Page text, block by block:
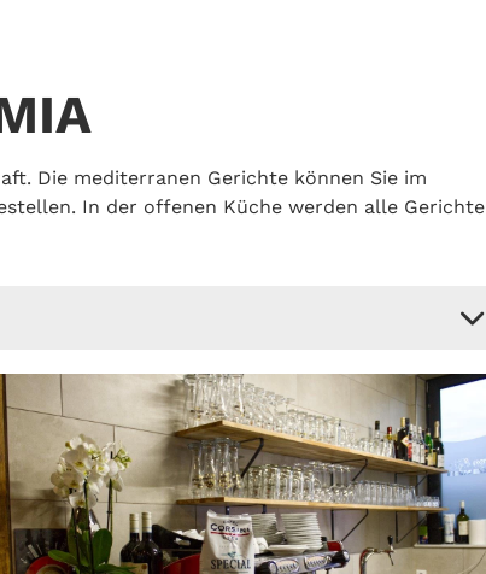
Die mediterranen Gerichte können Sie im
In der offenen Küche werden alle Gerichte